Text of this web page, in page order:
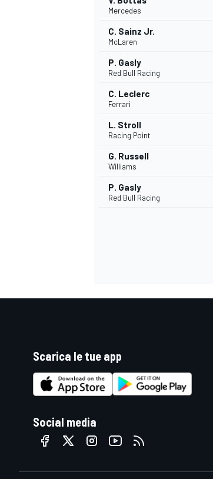
RALLY
Mercedes
C. Sainz Jr.
McLaren
P. Gasly
Red Bull Racing
C. Leclerc
Ferrari
L. Stroll
Racing Point
G. Russell
Williams
P. Gasly
Red Bull Racing
Scarica le tue app
Social media